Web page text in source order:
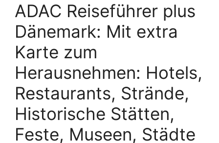
ADAC Reiseführer plus
Dänemark: Mit extra
Karte zum
Herausnehmen: Hotels,
Restaurants, Strände,
Historische Stätten,
Feste, Museen, Städte